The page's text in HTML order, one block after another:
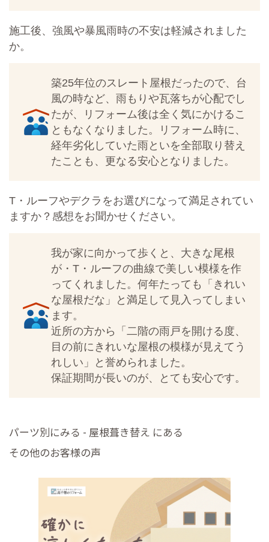
施工後、強風や暴風雨時の不安は軽減されました
か。
築25年位のスレート屋根だったので、台
風の時など、雨もりや瓦落ちが心配でし
たが、リフォーム後は全く気にかけるこ
ともなくなりました。リフォーム時に、
経年劣化していた雨といを全部取り替え
たことも、更なる安心となりました。
T・ルーフやデクラをお選びになって満足されてい
ますか？感想をお聞かせください。
我が家に向かって歩くと、大きな尾根
が・T・ルーフの曲線で美しい模様を作
ってくれました。何年たっても「きれい
な屋根だな」と満足して見入ってしまい
ます。
近所の方から「二階の雨戸を開ける度、
目の前にきれいな屋根の模様が見えてう
れしい」と誉められました。
保証期間が長いのが、とても安心です。
パーツ別にみる - 屋根葺き替え にある
その他のお客様の声